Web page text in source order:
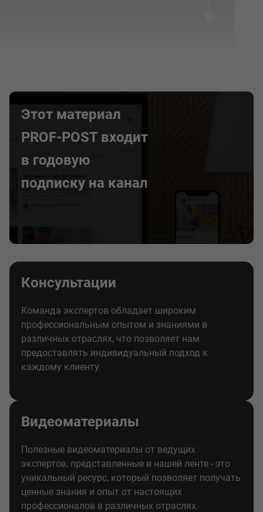
Этот материал
PROF-POST входит
в годовую
подписку на канал
Консультации
Команда экспертов обладает широким
профессиональным опытом и знаниями в
различных отраслях, что позволяет нам
предоставлять индивидуальный подход к
каждому клиенту.
Видеоматериалы
Полезные видеоматериалы от ведущих
экспертов, представленные в нашей ленте - это
уникальный ресурс, который позволяет получать
ценные знания и опыт от настоящих
профессионалов в различных отраслях.